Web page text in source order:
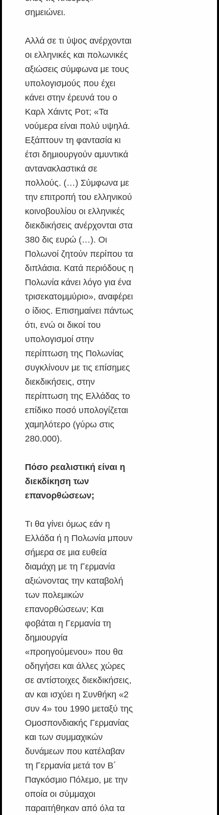
σημειώνει.
Αλλά σε τι ύψος ανέρχονται
οι ελληνικές και πολωνικές
αξιώσεις σύμφωνα με τους
υπολογισμούς που έχει
κάνει στην έρευνά του ο
Καρλ Χάιντς Ροτ; «Τα
νούμερα είναι πολύ υψηλά.
Εξάπτουν τη φαντασία κι
έτσι δημιουργούν αμυντικά
αντανακλαστικά σε
πολλούς. (…) Σύμφωνα με
την επιτροπή του ελληνικού
κοινοβουλίου οι ελληνικές
διεκδικήσεις ανέρχονται στα
380 δις ευρώ (…). Oι
Πολωνοί ζητούν περίπου τα
διπλάσια. Κατά περιόδους η
Πολωνία κάνει λόγο για ένα
τρισεκατομμύριο», αναφέρει
ο ίδιος. Επισημαίνει πάντως
ότι, ενώ οι δικοί του
υπολογισμοί στην
περίπτωση της Πολωνίας
συγκλίνουν με τις επίσημες
διεκδικήσεις, στην
περίπτωση της Ελλάδας το
επίδικο ποσό υπολογίζεται
χαμηλότερο (γύρω στις
280.000).
Πόσο ρεαλιστική είναι η
διεκδίκηση των
επανορθώσεων;
Tι θα γίνει όμως εάν η
Ελλάδα ή η Πολωνία μπουν
σήμερα σε μια ευθεία
διαμάχη με τη Γερμανία
αξιώνοντας την καταβολή
των πολεμικών
επανορθώσεων; Και
φοβάται η Γερμανία τη
δημιουργία
«προηγούμενου» που θα
οδηγήσει και άλλες χώρες
σε αντίστοιχες διεκδικήσεις,
αν και ισχύει η Συνθήκη «2
συν 4» του 1990 μεταξύ της
Ομοσπονδιακής Γερμανίας
και των συμμαχικών
δυνάμεων που κατέλαβαν
τη Γερμανία μετά τον Β´
Παγκόσμιο Πόλεμο, με την
οποία οι σύμμαχοι
παραιτήθηκαν από όλα τα